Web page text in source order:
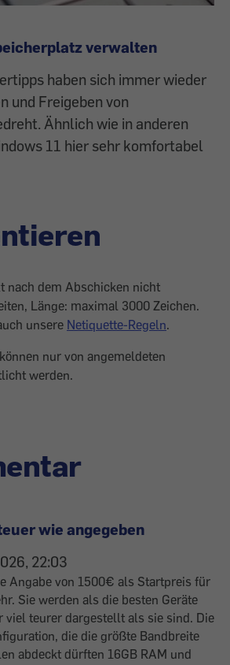
verwalten
haben sich immer wieder
und Freigeben von
Ähnlich wie in anderen
11 hier sehr komfortabel
nach dem Abschicken nicht
Länge: maximal 3000 Zeichen.
unsere Netiquette-Regeln.
nur von angemeldeten
werden.
wie angegeben
22:03
Angabe von 1500€ als Startpreis für
Sie werden als die besten Geräte
viel teurer dargestellt als sie sind. Die
die die größte Bandbreite
abdeckt dürften 16GB RAM und